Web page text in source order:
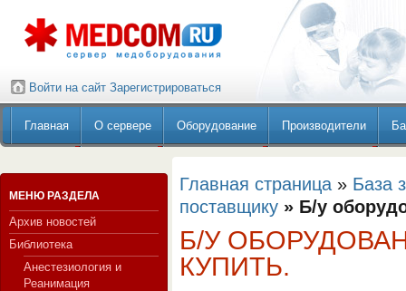
Войти на сайт Зарегистрироваться
Главная О сервере Оборудование Производители
МЕНЮ РАЗДЕЛА
Архив новостей
Библиотека
Анестезиология и
Реанимация
Главная страница » База
поставщику » Б/у
Б/У
КУПИТЬ.